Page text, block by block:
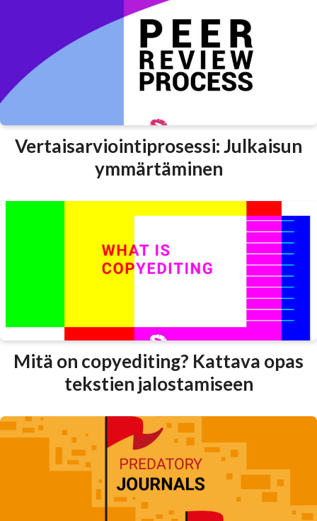
Vertaisarviointiprosessi: Julkaisun
ymmärtäminen
Mitä on copyediting? Kattava opas
tekstien jalostamiseen